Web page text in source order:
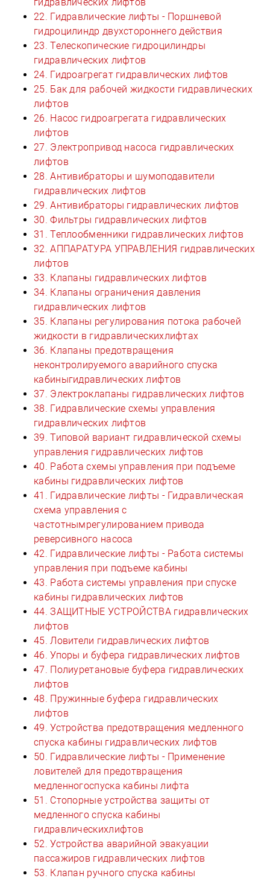
22. Гидравлические лифты - Поршневой
гидроцилиндр двухстороннего действия
23. Телескопические гидроцилиндры
гидравлических лифтов
24. Гидроагрегат гидравлических лифтов
25. Бак для рабочей жидкости гидравлических
лифтов
26. Насос гидроагрегата гидравлических
лифтов
27. Электропривод насоса гидравлических
лифтов
28. Антивибраторы и шумоподавители
гидравлических лифтов
29. Антивибраторы гидравлических лифтов
30. Фильтры гидравлических лифтов
31. Теплообменники гидравлических лифтов
32. АППАРАТУРА УПРАВЛЕНИЯ гидравлических
лифтов
33. Клапаны гидравлических лифтов
34. Клапаны ограничения давления
гидравлических лифтов
35. Клапаны регулирования потока рабочей
жидкости в гидравлическихлифтах
36. Клапаны предотвращения
неконтролируемого аварийного спуска
кабиныгидравлических лифтов
37. Электроклапаны гидравлических лифтов
38. Гидравлические схемы управления
гидравлических лифтов
39. Типовой вариант гидравлической схемы
управления гидравлических лифтов
40. Работа схемы управления при подъеме
кабины гидравлических лифтов
41. Гидравлические лифты - Гидравлическая
схема управления с
частотнымрегулированием привода
реверсивного насоса
42. Гидравлические лифты - Работа системы
управления при подъеме кабины
43. Работа системы управления при спуске
кабины гидравлических лифтов
44. ЗАЩИТНЫЕ УСТРОЙСТВА гидравлических
лифтов
45. Ловители гидравлических лифтов
46. Упоры и буфера гидравлических лифтов
47. Полиуретановые буфера гидравлических
лифтов
48. Пружинные буфера гидравлических
лифтов
49. Устройства предотвращения медленного
спуска кабины гидравлических лифтов
50. Гидравлические лифты - Применение
ловителей для предотвращения
медленногоспуска кабины лифта
51. Стопорные устройства защиты от
медленного спуска кабины
гидравлическихлифтов
52. Устройства аварийной эвакуации
пассажиров гидравлических лифтов
53. Клапан ручного спуска кабины